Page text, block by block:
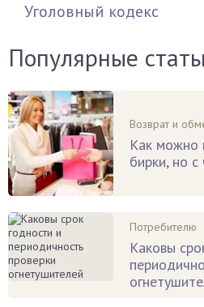
Уголовный кодекс
Популярные
Возврат и
Как можно
бирки, но с
Потребителю
Каковы